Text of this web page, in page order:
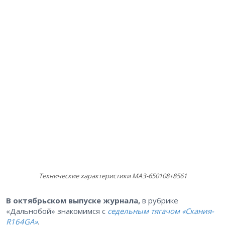
Технические характеристики МАЗ-650108+8561
В октябрьском выпуске журнала, в рубрике
«Дальнобой» знакомимся с седельным тягачом «Скания-
R164GA».